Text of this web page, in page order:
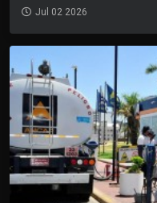
Jul 02 2026